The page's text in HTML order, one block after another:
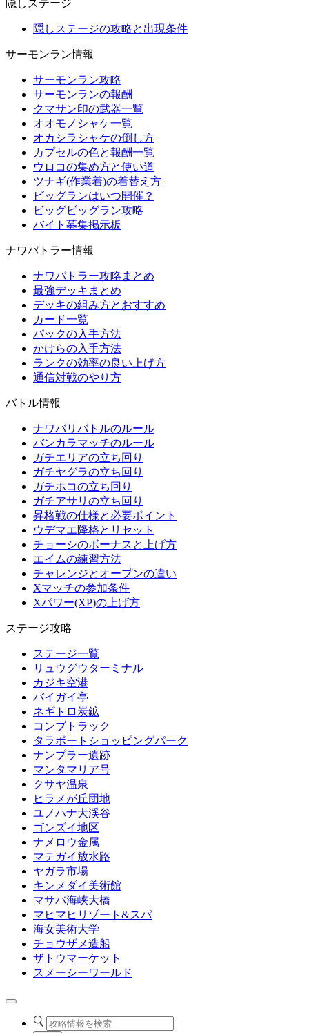
隠しステージ
隠しステージの攻略と出現条件
サーモンラン情報
サーモンラン攻略
サーモンランの報酬
クマサン印の武器一覧
オオモノシャケ一覧
オカシラシャケの倒し方
カプセルの色と報酬一覧
ウロコの集め方と使い道
ツナギ(作業着)の着替え方
ビッグランはいつ開催？
ビッグビッグラン攻略
バイト募集掲示板
ナワバトラー情報
ナワバトラー攻略まとめ
最強デッキまとめ
デッキの組み方とおすすめ
カード一覧
パックの入手方法
かけらの入手方法
ランクの効率の良い上げ方
通信対戦のやり方
バトル情報
ナワバリバトルのルール
バンカラマッチのルール
ガチエリアの立ち回り
ガチヤグラの立ち回り
ガチホコの立ち回り
ガチアサリの立ち回り
昇格戦の仕様と必要ポイント
ウデマエ降格とリセット
チョーシのボーナスと上げ方
エイムの練習方法
チャレンジとオープンの違い
Xマッチの参加条件
Xパワー(XP)の上げ方
ステージ攻略
ステージ一覧
リュウグウターミナル
カジキ空港
バイガイ亭
ネギトロ炭鉱
コンブトラック
タラポートショッピングパーク
ナンプラー遺跡
マンタマリア号
クサヤ温泉
ヒラメが丘団地
ユノハナ大渓谷
ゴンズイ地区
ナメロウ金属
マテガイ放水路
ヤガラ市場
キンメダイ美術館
マサバ海峡大橋
マヒマヒリゾート&スパ
海女美術大学
チョウザメ造船
ザトウマーケット
スメーシーワールド